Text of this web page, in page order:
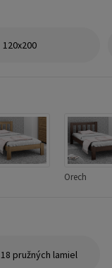
120x200
Orech
18 pružných lamiel